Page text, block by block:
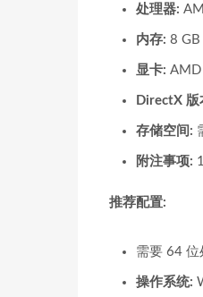
处理器:
内存: 8 GB
显卡:
DirectX 版
存储空间:
附注事项:
推荐配置:
需要 64 位
操作系统: